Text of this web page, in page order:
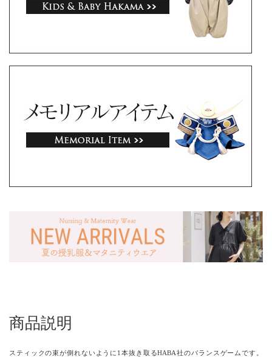
商品説明
スティックの束が倒れないように1本抜き取るHABA社のバランスゲームです。